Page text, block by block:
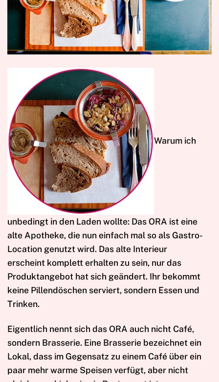
Warum ich
unbedingt in den Laden wollte: Das ORA ist eine
alte Apotheke, die nun einfach mal so als Gastro-
Location genutzt wird. Das alte Interieur
erscheint komplett erhalten zu sein, nur das
Produktangebot hat sich geändert. Ihr bekommt
keine Pillendöschen serviert, sondern Essen und
Trinken.
Eigentlich nennt sich das ORA auch nicht Café,
sondern Brasserie. Eine Brasserie bezeichnet ein
Lokal, dass im Gegensatz zu einem Café über ein
paar mehr warme Speisen verfügt, aber nicht